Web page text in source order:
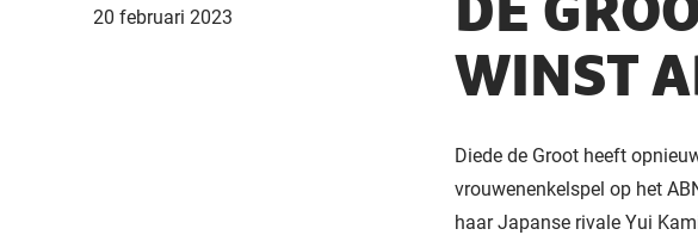
20 februari 2023
DE
WINST
Diede de Groot heeft
vrouwenenkelspel op het
haar Japanse rivale Yui